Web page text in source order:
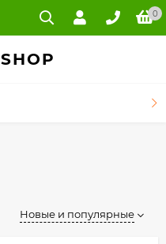
0
SHOP
Новые и популярные